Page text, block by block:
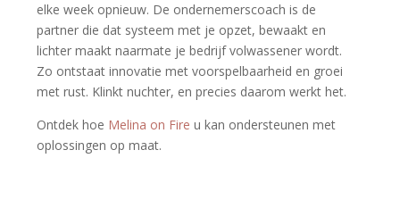
elke week opnieuw. De ondernemerscoach is de
partner die dat systeem met je opzet, bewaakt en
lichter maakt naarmate je bedrijf volwassener wordt.
Zo ontstaat innovatie met voorspelbaarheid en groei
met rust. Klinkt nuchter, en precies daarom werkt het.
Ontdek hoe Melina on Fire u kan ondersteunen met
oplossingen op maat.